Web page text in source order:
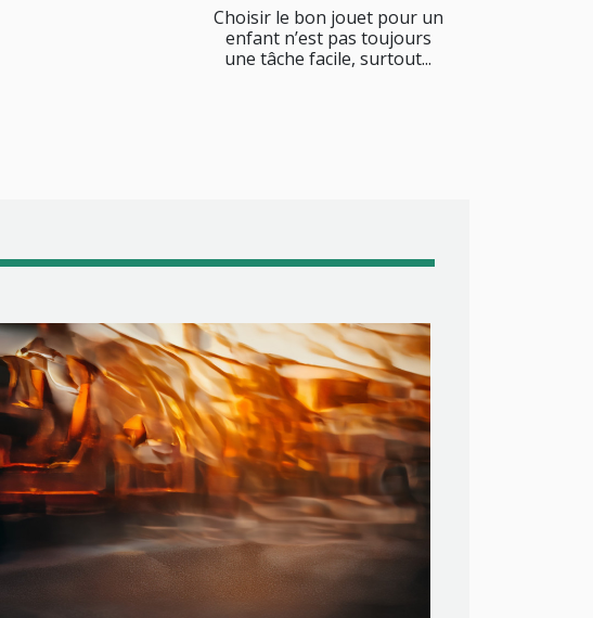
Choisir le bon jouet pour un
enfant n’est pas toujours
une tâche facile, surtout...